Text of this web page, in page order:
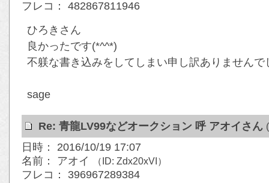
フレコ： 482867811946
ひろきさん
良かったです(*^^*)
不躾な書き込みをしてしまい申し訳ありませんで
sage
Re: 青龍LV99などオークション 呼 アオイさん
日時： 2016/10/19 17:07
名前： アオイ
（ID: Zdx20xVI）
フレコ： 396967289384